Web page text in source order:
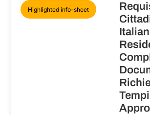
Highlighted info-sheet